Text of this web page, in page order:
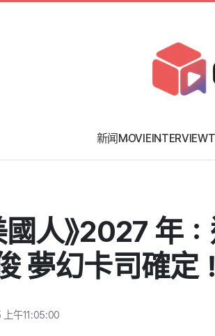
新闻MOVIEINTERVIEW
國人》2027 年
夢幻卡司確定！
午11:05:00